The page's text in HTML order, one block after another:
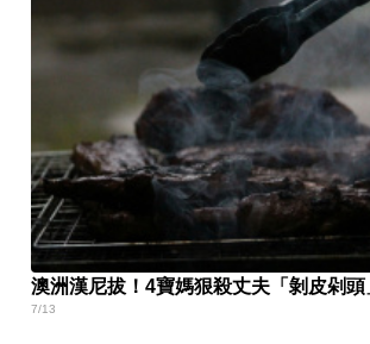
澳洲漢尼拔！4寶媽狠殺丈夫「剝皮剁
7/13